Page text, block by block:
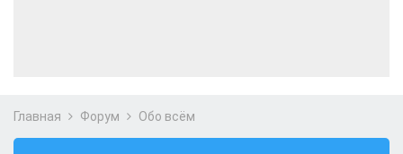
Главная Форум Обо всём